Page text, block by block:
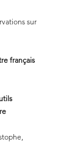
sur
français